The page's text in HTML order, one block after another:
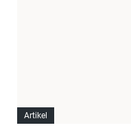
Artikel